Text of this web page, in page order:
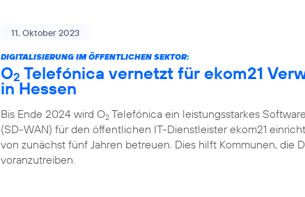
11. Oktober 2023
DIGITALISIERUNG IM ÖFFENTLICHEN SEKTOR:
O2 Telefónica vernetzt für ekom21
in Hessen
Bis Ende 2024 wird O2 Telefónica ein leistungsstarkes
(SD-WAN) für den öffentlichen IT-Dienstleister ekom21
von zunächst fünf Jahren betreuen. Dies hilft Kommunen, die
voranzutreiben.